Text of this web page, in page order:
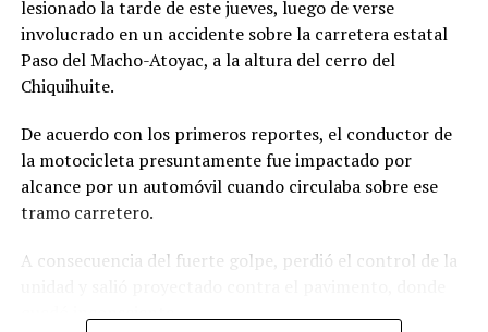
lesionado la tarde de este jueves, luego de verse
involucrado en un accidente sobre la carretera estatal
Paso del Macho-Atoyac, a la altura del cerro del
Chiquihuite.
De acuerdo con los primeros reportes, el conductor de
la motocicleta presuntamente fue impactado por
alcance por un automóvil cuando circulaba sobre ese
tramo carretero.
A consecuencia del fuerte golpe, perdió el control de la